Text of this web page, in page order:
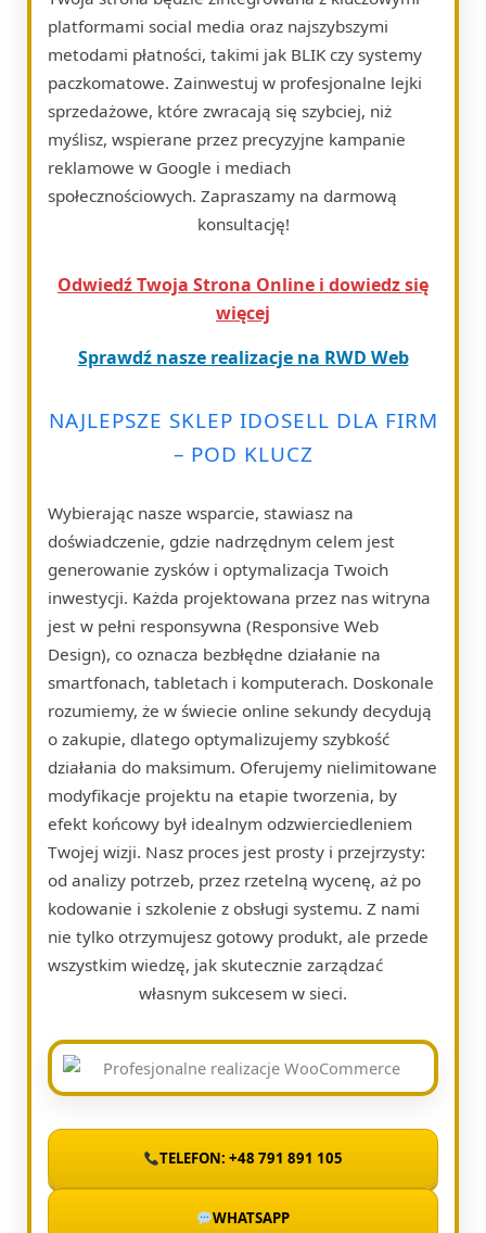
platformami social media oraz najszybszymi
metodami płatności, takimi jak BLIK czy systemy
paczkomatowe. Zainwestuj w profesjonalne lejki
sprzedażowe, które zwracają się szybciej, niż
myślisz, wspierane przez precyzyjne kampanie
reklamowe w Google i mediach
społecznościowych. Zapraszamy na darmową
konsultację!
Odwiedź Twoja Strona Online i dowiedz się
więcej
Sprawdź nasze realizacje na RWD Web
NAJLEPSZE SKLEP IDOSELL DLA FIRM
– POD KLUCZ
Wybierając nasze wsparcie, stawiasz na
doświadczenie, gdzie nadrzędnym celem jest
generowanie zysków i optymalizacja Twoich
inwestycji. Każda projektowana przez nas witryna
jest w pełni responsywna (Responsive Web
Design), co oznacza bezbłędne działanie na
smartfonach, tabletach i komputerach. Doskonale
rozumiemy, że w świecie online sekundy decydują
o zakupie, dlatego optymalizujemy szybkość
działania do maksimum. Oferujemy nielimitowane
modyfikacje projektu na etapie tworzenia, by
efekt końcowy był idealnym odzwierciedleniem
Twojej wizji. Nasz proces jest prosty i przejrzysty:
od analizy potrzeb, przez rzetelną wycenę, aż po
kodowanie i szkolenie z obsługi systemu. Z nami
nie tylko otrzymujesz gotowy produkt, ale przede
wszystkim wiedzę, jak skutecznie zarządzać
własnym sukcesem w sieci.
TELEFON: +48 791 891 105
WHATSAPP